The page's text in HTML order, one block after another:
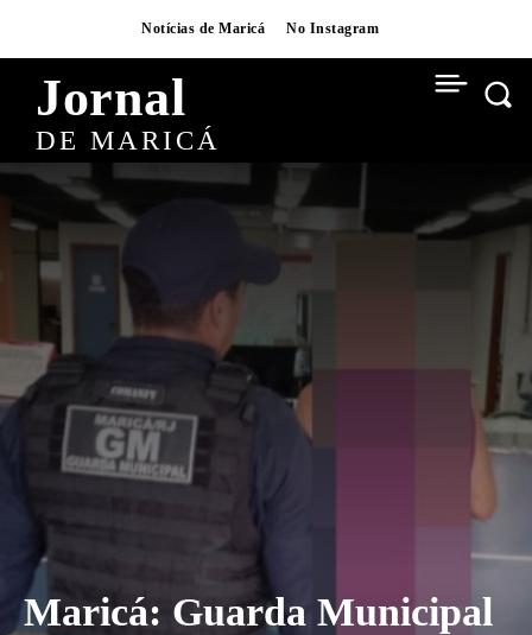
Notícias de Maricá No Instagram
Jornal
DE MARICÁ
Maricá: Guarda Municipal